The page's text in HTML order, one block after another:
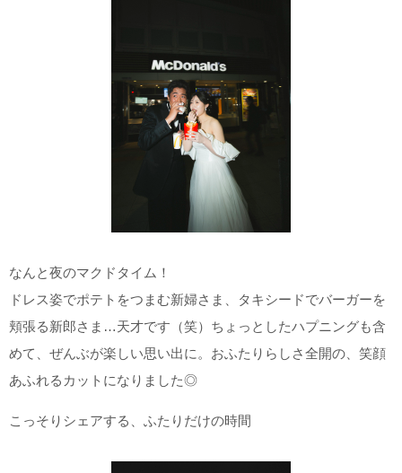
なんと夜のマクドタイム！
ドレス姿でポテトをつまむ新婦さま、タキシードでバーガーを
頬張る新郎さま…天才です（笑） ちょっとしたハプニングも含
めて、ぜんぶが楽しい思い出に。おふたりらしさ全開の、笑顔
あふれるカットになりました◎
こっそりシェアする、ふたりだけの時間